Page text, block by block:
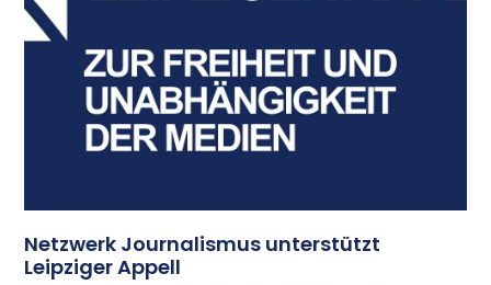
Netzwerk Journalismus unterstützt
Leipziger Appell